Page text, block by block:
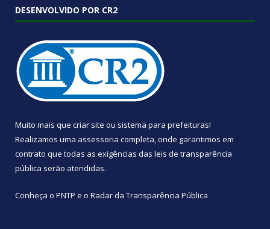
DESENVOLVIDO POR CR2
Muito mais que criar site ou sistema para prefeituras!
Realizamos uma assessoria completa, onde garantimos em
contrato que todas as exigências das leis de transparência
pública serão atendidas.
Conheça o PNTP e o Radar da Transparência Pública